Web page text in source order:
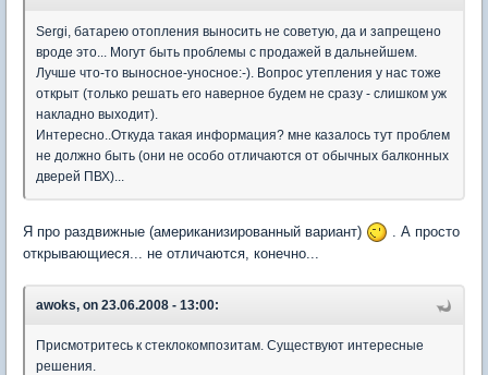
Sergi, батарею отопления выносить не советую, да и запрещено
вроде это... Могут быть проблемы с продажей в дальнейшем.
Лучше что-то выносное-уносное:-). Вопрос утепления у нас тоже
открыт (только решать его наверное будем не сразу - слишком уж
накладно выходит).
Интересно..Откуда такая информация? мне казалось тут проблем
не должно быть (они не особо отличаются от обычных балконных
дверей ПВХ)...
Я про раздвижные (американизированный вариант)
. А просто
открывающиеся... не отличаются, конечно...
awoks, on 23.06.2008 - 13:00:
Присмотритесь к стеклокомпозитам. Существуют интересные
решения.